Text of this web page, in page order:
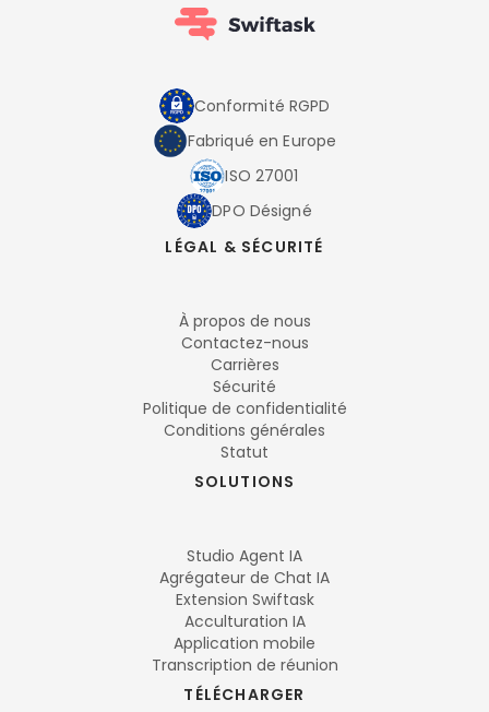
Conformité RGPD
Fabriqué en Europe
ISO 27001
DPO Désigné
LÉGAL & SÉCURITÉ
À propos de nous
Contactez-nous
Carrières
Sécurité
Politique de confidentialité
Conditions générales
Statut
SOLUTIONS
Studio Agent IA
Agrégateur de Chat IA
Extension Swiftask
Acculturation IA
Application mobile
Transcription de réunion
TÉLÉCHARGER